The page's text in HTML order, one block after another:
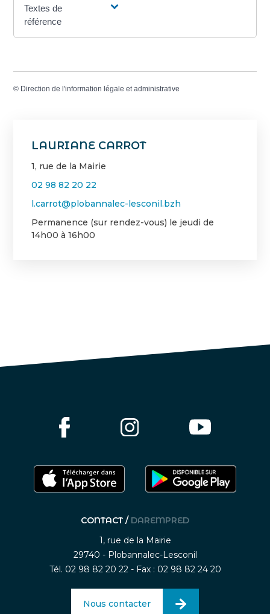
LAURIANE CARROT
1, rue de la Mairie
02 98 82 20 22
l.carrot@plobannalec-lesconil.bzh
Permanence (sur rendez-vous) le jeudi de
14h00 à 16h00
Textes de
référence
© Direction de l'information légale et administrative
CONTACT / DAREMPRED
1, rue de la Mairie
29740 - Plobannalec-Lesconil
Tél. 02 98 82 20 22 - Fax : 02 98 82 24 20
Nous contacter